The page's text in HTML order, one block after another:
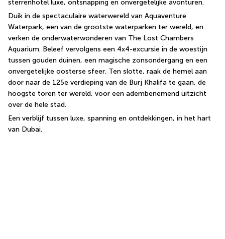
sterrenhotel luxe, ontsnapping en onvergetelijke avonturen.
Duik in de spectaculaire waterwereld van Aquaventure
Waterpark, een van de grootste waterparken ter wereld, en
verken de onderwaterwonderen van The Lost Chambers
Aquarium. Beleef vervolgens een 4x4-excursie in de woestijn
tussen gouden duinen, een magische zonsondergang en een
onvergetelijke oosterse sfeer. Ten slotte, raak de hemel aan
door naar de 125e verdieping van de Burj Khalifa te gaan, de
hoogste toren ter wereld, voor een adembenemend uitzicht
over de hele stad.
Een verblijf tussen luxe, spanning en ontdekkingen, in het hart
van Dubai.